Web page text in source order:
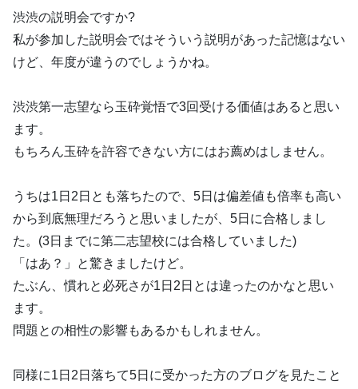
渋渋の説明会ですか?
私が参加した説明会ではそういう説明があった記憶はない
けど、年度が違うのでしょうかね。
渋渋第一志望なら玉砕覚悟で3回受ける価値はあると思い
ます。
もちろん玉砕を許容できない方にはお薦めはしません。
うちは1日2日とも落ちたので、5日は偏差値も倍率も高い
から到底無理だろうと思いましたが、5日に合格しまし
た。(3日までに第二志望校には合格していました)
「はあ？」と驚きましたけど。
たぶん、慣れと必死さが1日2日とは違ったのかなと思い
ます。
問題との相性の影響もあるかもしれません。
同様に1日2日落ちて5日に受かった方のブログを見たこと